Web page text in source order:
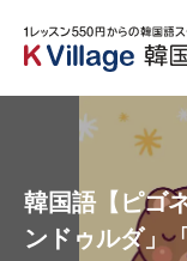
校舎案内
ご入校までの流れ
韓国語講師紹介
韓国語【ピゴ
ンドゥルダ」